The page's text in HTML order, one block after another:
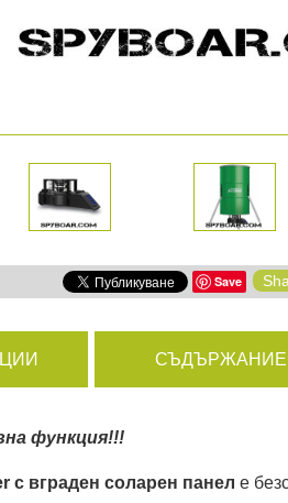
Save
СЪДЪРЖАНИЕ
функция!!!
с вграден соларен панел е